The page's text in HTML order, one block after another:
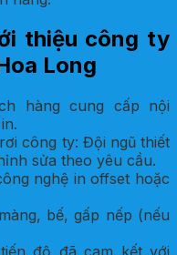
thiệu công ty
Long
hàng cung cấp nội
công ty: Đội ngũ thiết
sửa theo yêu cầu.
nghệ in offset hoặc
bế, gấp nếp (nếu